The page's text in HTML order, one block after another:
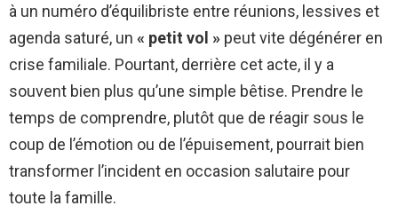
à un numéro d’équilibriste entre réunions, lessives et
agenda saturé, un « petit vol » peut vite dégénérer en
crise familiale. Pourtant, derrière cet acte, il y a
souvent bien plus qu’une simple bêtise. Prendre le
temps de comprendre, plutôt que de réagir sous le
coup de l’émotion ou de l’épuisement, pourrait bien
transformer l’incident en occasion salutaire pour
toute la famille.